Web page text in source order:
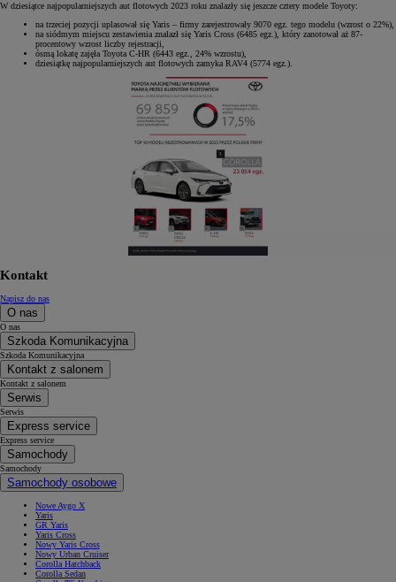
W dziesiątce najpopularniejszych aut flotowych 2023 roku znalazły się jeszcze cztery modele Toyoty:
na trzeciej pozycji uplasował się Yaris – firmy zarejestrowały 9070 egz. tego modelu (wzrost o 22%),
na siódmym miejscu zestawienia znalazł się Yaris Cross (6485 egz.), który zanotował aż 87-
procentowy wzrost liczby rejestracji,
ósmą lokatę zajęła Toyota C-HR (6443 egz., 24% wzrostu),
dziesiątkę najpopularniejszych aut flotowych zamyka RAV4 (5774 egz.).
Kontakt
Napisz do nas
O nas
O nas
Szkoda Komunikacyjna
Szkoda Komunikacyjna
Kontakt z salonem
Kontakt z salonem
Serwis
Serwis
Express service
Express service
Samochody
Samochody
Samochody osobowe
Nowe Aygo X
Yaris
GR Yaris
Yaris Cross
Nowy Yaris Cross
Nowy Urban Cruiser
Corolla Hatchback
Corolla Sedan